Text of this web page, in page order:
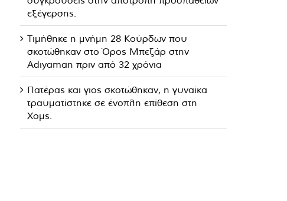
εξέγερσης.
Τιμήθηκε η μνήμη 28 Κούρδων που
σκοτώθηκαν στο Όρος Μπεζάρ στην
Adıyaman πριν από 32 χρόνια
Πατέρας και γιος σκοτώθηκαν, η γυναίκα
τραυματίστηκε σε ένοπλη επίθεση στη
Χομς.